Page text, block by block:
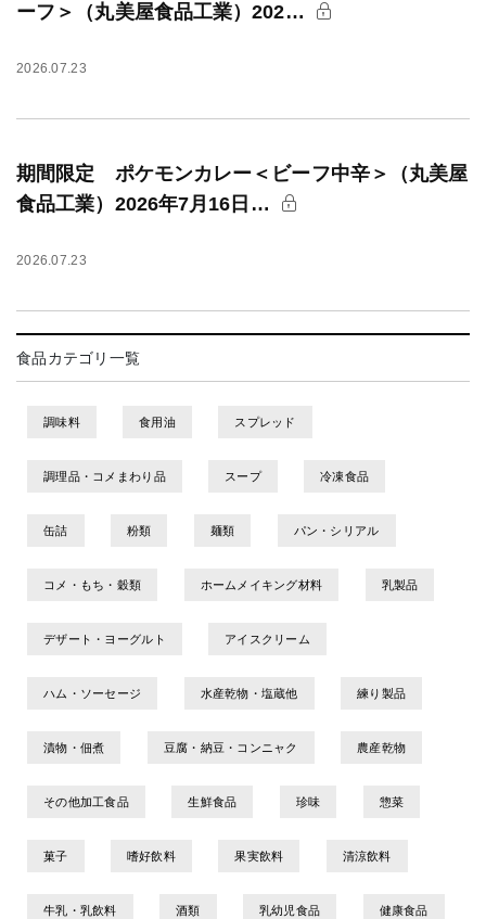
ーフ＞（丸美屋食品工業）202…
2026.07.23
期間限定 ポケモンカレー＜ビーフ中辛＞（丸美屋
食品工業）2026年7月16日…
2026.07.23
食品カテゴリ一覧
調味料 食用油 スプレッド
調理品・コメまわり品 スープ 冷凍食品
缶詰 粉類 麺類 パン・シリアル
コメ・もち・穀類 ホームメイキング材料 乳製品
デザート・ヨーグルト アイスクリーム
ハム・ソーセージ 水産乾物・塩蔵他 練り製品
漬物・佃煮 豆腐・納豆・コンニャク 農産乾物
その他加工食品 生鮮食品 珍味 惣菜
菓子 嗜好飲料 果実飲料 清涼飲料
牛乳・乳飲料 酒類 乳幼児食品 健康食品